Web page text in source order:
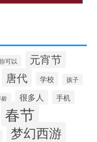
可以 元宵节
唐代 学校 孩子
龄 很多人 手机
春节
梦幻西游